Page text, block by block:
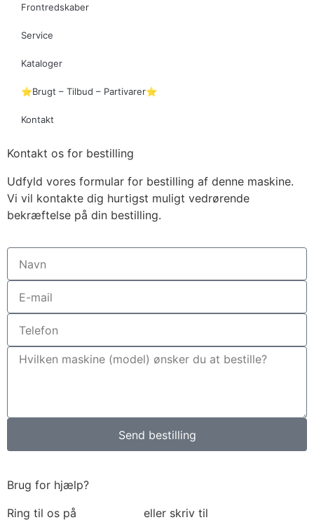
Frontredskaber
Service
Kataloger
⭐Brugt – Tilbud – Partivarer⭐
Kontakt
Kontakt os for bestilling
Udfyld vores formular for bestilling af denne maskine.
Vi vil kontakte dig hurtigst muligt vedrørende
bekræftelse på din bestilling.
Send bestilling
Brug for hjælp?
Ring til os på
eller skriv til